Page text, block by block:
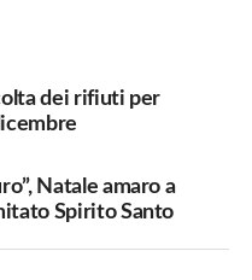
dei rifiuti per
Natale amaro a
Spirito Santo